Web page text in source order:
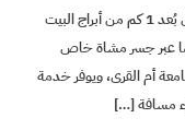
فندق شيراتون مكة جبل الكعبة يقع في مكة المكرمة، على بُعد 1 كم من أبراج البيت
عبر جسر مشاة خاص
مكان الإقامة هذا 22 كم عن جامعة أم القرى، ويوفر خدمة
مسافة […]